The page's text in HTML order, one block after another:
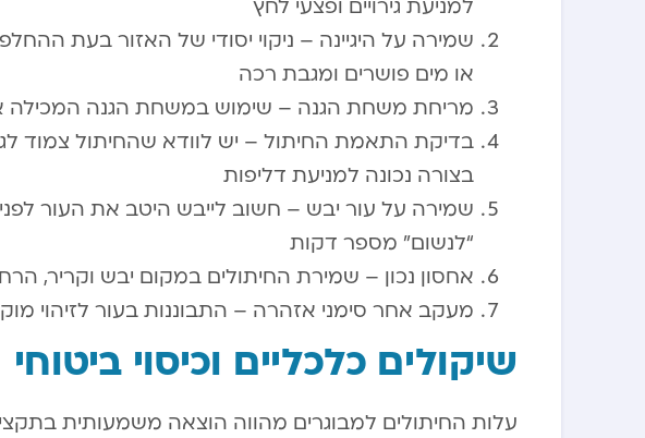
למניעת גירויים ופצעי לחץ
שמירה על היגיינה – ניקוי יסודי של האזור בעת
או מים פושרים ומגבת רכה
מריחת משחת הגנה – שימוש במשחת הגנה המכילה
בדיקת התאמת החיתול – יש לוודא שהחיתול צמוד
בצורה נכונה למניעת דליפות
שמירה על עור יבש – חשוב לייבש היטב את העור
“לנשום” מספר דקות
אחסון נכון – שמירת החיתולים במקום יבש וקריר,
מעקב אחר סימני אזהרה – התבוננות בעור לזיהוי
שיקולים כלכליים וכיסוי ביטוחי
עלות החיתולים למבוגרים מהווה הוצאה משמעותית